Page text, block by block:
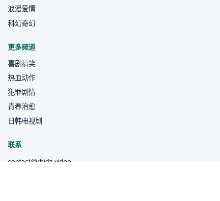
浪漫爱情
科幻奇幻
更多频道
喜剧搞笑
热血动作
犯罪剧情
青春治愈
日韩电视剧
联系
contact@rhjdz.video